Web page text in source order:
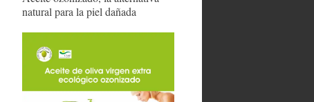
natural para la piel dañada